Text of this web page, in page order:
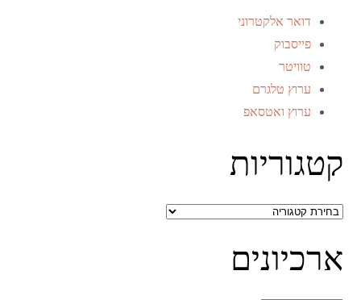
דואר אלקטרוני
פייסבוק
טוויטר
ערוץ טלגרם
ערוץ ואטסאפ
קטגוריות
קטגוריות
ארכיונים